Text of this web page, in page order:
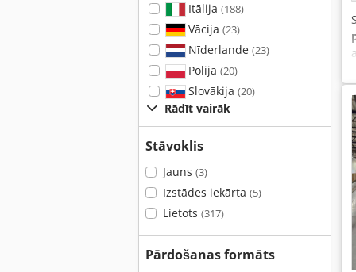
Itālija (188)
Vācija (23)
Nīderlande (23)
Polija (20)
Slovākija (20)
Rādīt vairāk
Stāvoklis
Jauns (3)
Izstādes iekārta (5)
Lietots (317)
Pārdošanas formāts